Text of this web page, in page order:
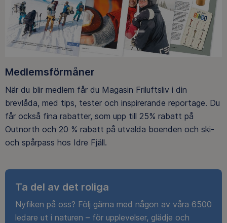
Medlemsförmåner
När du blir medlem får du Magasin Friluftsliv i din
brevlåda, med tips, tester och inspirerande reportage. Du
får också fina rabatter, som upp till 25% rabatt på
Outnorth och 20 % rabatt på utvalda boenden och ski-
och spårpass hos Idre Fjäll.
Ta del av det roliga
Nyfiken på oss? Följ gärna med någon av våra 6500
ledare ut i naturen – för upplevelser, glädje och